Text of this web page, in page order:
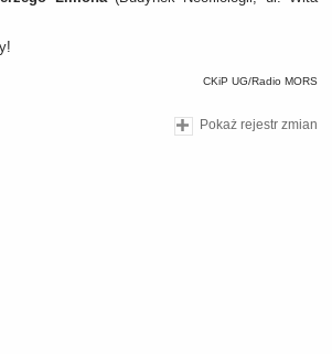
CKiP UG/Radio MORS
Pokaż rejestr zmian